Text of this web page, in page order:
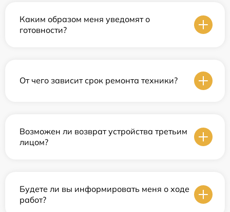
Каким образом меня уведомят о
готовности?
От чего зависит срок ремонта техники?
Возможен ли возврат устройства третьим
лицом?
Будете ли вы информировать меня о ходе
работ?